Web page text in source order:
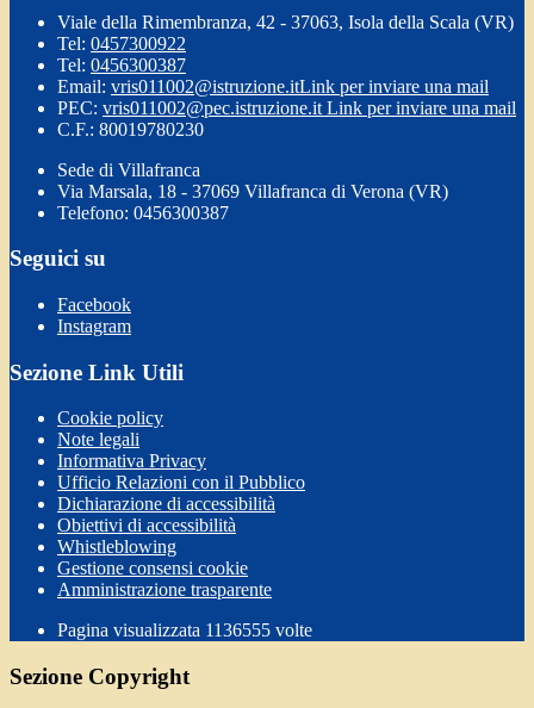
Viale della Rimembranza, 42 - 37063, Isola della Scala (VR)
Tel: 0457300922
Tel: 0456300387
Email: vris011002@istruzione.itLink per inviare una mail
PEC: vris011002@pec.istruzione.it Link per inviare una mail
C.F.: 80019780230
Sede di Villafranca
Via Marsala, 18 - 37069 Villafranca di Verona (VR)
Telefono: 0456300387
Seguici su
Facebook
Instagram
Sezione Link Utili
Cookie policy
Note legali
Informativa Privacy
Ufficio Relazioni con il Pubblico
Dichiarazione di accessibilità
Obiettivi di accessibilità
Whistleblowing
Gestione consensi cookie
Amministrazione trasparente
Pagina visualizzata 1136555 volte
Sezione Copyright